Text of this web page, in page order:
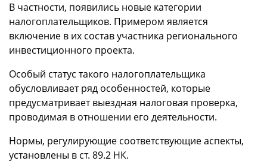
В частности, появились новые категории
налогоплательщиков. Примером является
включение в их состав участника регионального
инвестиционного проекта.
Особый статус такого налогоплательщика
обусловливает ряд особенностей, которые
предусматривает выездная налоговая проверка,
проводимая в отношении его деятельности.
Нормы, регулирующие соответствующие аспекты,
установлены в ст. 89.2 НК.